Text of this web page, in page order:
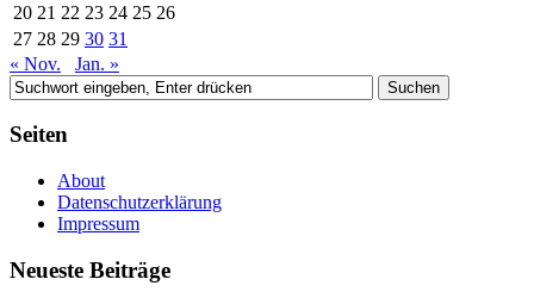
20 21 22 23 24 25 26
27 28 29 30 31
« Nov.
Jan. »
Seiten
About
Datenschutzerklärung
Impressum
Neueste Beiträge